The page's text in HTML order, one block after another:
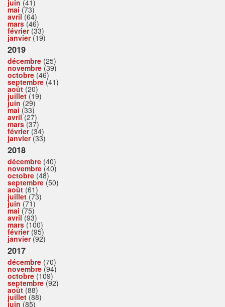
juin (41)
mai (73)
avril(64)
mars(46)
février(33)
janvier(19)
2019
décembre (25)
novembre (39)
octobre (46)
septembre (41)
août (20)
juillet(19)
juin (29)
mai (33)
avril(27)
mars(37)
février(34)
janvier(33)
2018
décembre (40)
novembre (40)
octobre (48)
septembre (50)
août (61)
juillet(73)
juin (71)
mai (75)
avril(93)
mars(100)
février(95)
janvier(92)
2017
décembre (70)
novembre (94)
octobre (109)
septembre (92)
août (88)
juillet(88)
juin (85)